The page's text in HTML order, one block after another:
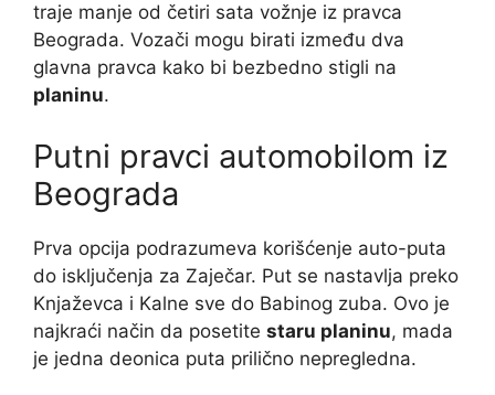
traje manje od četiri sata vožnje iz pravca
Beograda. Vozači mogu birati između dva
glavna pravca kako bi bezbedno stigli na
planinu.
Putni pravci automobilom iz
Beograda
Prva opcija podrazumeva korišćenje auto-puta
do isključenja za Zaječar. Put se nastavlja preko
Knjaževca i Kalne sve do Babinog zuba. Ovo je
najkraći način da posetite staru planinu, mada
je jedna deonica puta prilično nepregledna.